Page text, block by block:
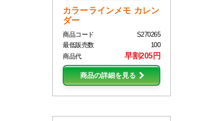
カラーラインメモ カレン
ダー
商品コード
S270265
最低販売数
100
商品代
早割205円
商品の詳細を見る